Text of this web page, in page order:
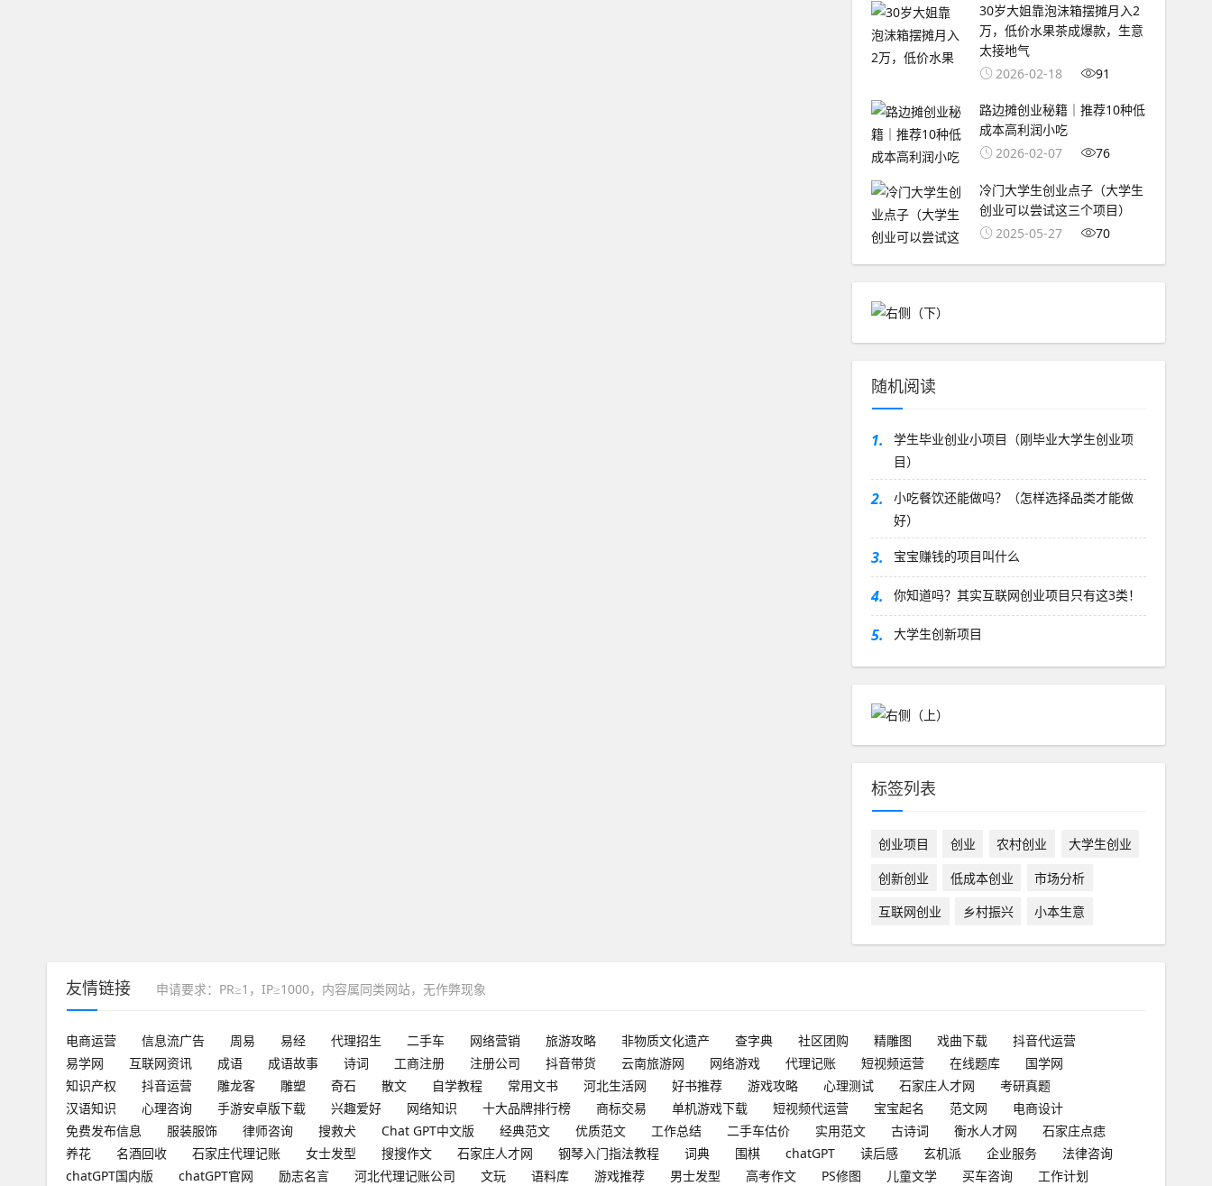
30岁大姐靠泡沫箱摆摊月入2
万，低价水果茶成爆款，生意
太接地气
2026-02-18
91
路边摊创业秘籍｜推荐10种低
成本高利润小吃
2026-02-07
76
冷门大学生创业点子（大学生
创业可以尝试这三个项目）
2025-05-27
70
随机阅读
1.
学生毕业创业小项目（刚毕业大学生创业项
目）
2.
小吃餐饮还能做吗？（怎样选择品类才能做
好）
3. 宝宝赚钱的项目叫什么
4. 你知道吗？其实互联网创业项目只有这3类！
5. 大学生创新项目
标签列表
创业项目 创业 农村创业
大学生创业
创新创业
低成本创业
市场分析
互联网创业
乡村振兴 小本生意
友情链接 申请要求：PR≥1，IP≥1000，内容属同类网站，无作弊现象
电商运营 信息流广告 周易 易经 代理招生 二手车 网络营销 旅游攻略 非物质文化遗产 查字典 社区团购 精雕图 戏曲下载
抖音代运营
易学网
互联网资讯 成语 成语故事 诗词 工商注册 注册公司 抖音带货 云南旅游网 网络游戏 代理记账 短视频运营 在线题库
国学网
知识产权
抖音运营 雕龙客 雕塑 奇石 散文 自学教程 常用文书 河北生活网 好书推荐 游戏攻略 心理测试 石家庄人才网
考研真题
汉语知识
心理咨询 手游安卓版下载 兴趣爱好 网络知识 十大品牌排行榜 商标交易 单机游戏下载 短视频代运营 宝宝起名 范文网
电商设计
免费发布信息
服装服饰 律师咨询 搜救犬 Chat GPT中文版 经典范文 优质范文 工作总结 二手车估价 实用范文 古诗词 衡水人才网
石家庄点痣
养花
名酒回收 石家庄代理记账 女士发型 搜搜作文 石家庄人才网 钢琴入门指法教程 词典 围棋 chatGPT 读后感 玄机派 企业服务
法律咨询
chatGPT国内版
chatGPT官网 励志名言 河北代理记账公司 文玩 语料库 游戏推荐 男士发型 高考作文 PS修图 儿童文学 买车咨询 工作计划